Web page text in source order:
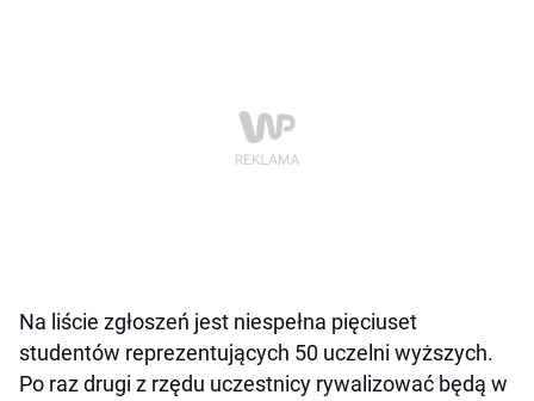
Na liście zgłoszeń jest niespełna pięciuset
studentów reprezentujących 50 uczelni wyższych.
Po raz drugi z rzędu uczestnicy rywalizować będą w